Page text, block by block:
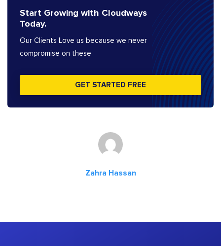
Start Growing with Cloudways
Today.
Our Clients Love us because we never
compromise on these
GET STARTED FREE
Zahra Hassan